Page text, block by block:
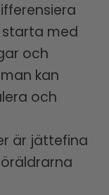
med
och
kan
och
är jättefina